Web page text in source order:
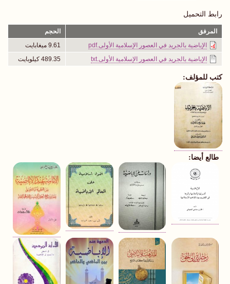
رابط التحميل
المرفق
الحجم
الإباضية بالجريد في العصور الإسلامية الأولى.pdf
9.61 ميغابايت
الإباضية بالجريد في العصور الإسلامية الأولى.txt
489.35 كيلوبايت
كتب للمؤلف:
طالع أيضا